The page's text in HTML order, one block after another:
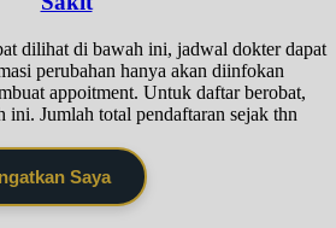
dilihat di bawah ini, jadwal dokter dapat
perubahan hanya akan diinfokan
appoitment. Untuk daftar berobat,
Jumlah total pendaftaran sejak thn
Saya